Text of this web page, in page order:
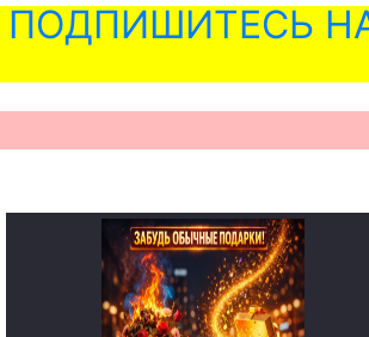
ПОДПИШИТЕСЬ